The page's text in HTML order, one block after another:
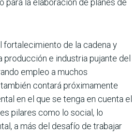
para la elaboración de planes de
fortalecimiento de la cadena y
producción e industria pujante del
empleo a muchos
contará próximamente
en el que se tenga en cuenta el
pilares como lo social, lo
a más del desafío de trabajar